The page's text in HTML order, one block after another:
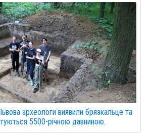
археологи виявили брязкальце та
5500-річною давниною.